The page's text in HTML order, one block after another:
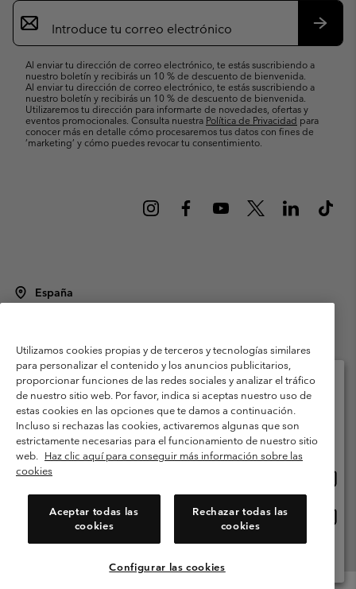
Suscripción
de
correo
Al enviar tu dirección de correo electrónico, te estás suscribiendo a
nuestro boletín y recibirás un 10 % de descuento de bienvenida.
Al enviar tu dirección de correo electrónico, te estás suscribiendo a
nuestro boletín y recibirás un 10 % de descuento de bienvenida.
Utilizaremos tu dirección para informarte de novedades, ofertas y
eventos promocionales. Consulta nuestra Política de Privacidad para
conocer más en detalle cómo procesaremos tus datos con fines de
’marketing’ y cómo puedes revocar tu consentimiento.
España
Condiciones de uso
Terminos de Venta
Garantía
Política de Privacidad
Términos y condiciones del programa de miembros
Términos De Uso Del Contenido Generado Por Los Usuarios
Impressum
Cookies Public CBCR
Servicio al cliente: Lu. - Vi. de 9:00 a 13:00 y de 14:00 a 18:00
Utilizamos cookies propias y de terceros y tecnologías similares
para personalizar el contenido y los anuncios publicitarios,
proporcionar funciones de las redes sociales y analizar el tráfico
de nuestro sitio web. Por favor, indica si aceptas nuestro uso de
estas cookies en las opciones que te damos a continuación.
Incluso si rechazas las cookies, activaremos algunas que son
estrictamente necesarias para el funcionamiento de nuestro sitio
web. Haz clic aquí para conseguir más información sobre las
cookies
Aceptar todas las
cookies
Rechazar todas las
cookies
Configurar las cookies
Selecciona tu país e idioma envío
Compras en línea disponibles
línea
España
Ver Todos Los Países